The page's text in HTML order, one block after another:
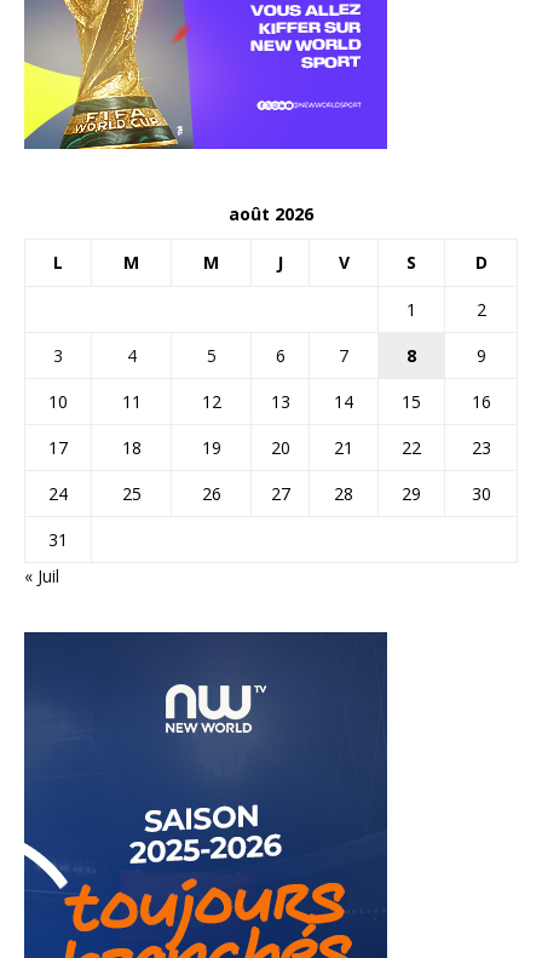
août 2026
L M M J V S D
1
2
3
4 5 6 7 8
9
10
11 12 13 14 15
16
17
18 19 20 21 22
23
24
25 26 27 28 29
30
31
« Juil